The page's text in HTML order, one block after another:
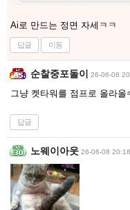
Ai로 만드는 정면 자세ㅋㅋ
답글 이동
순찰중포돌이 26-06-08
그냥 켓타워를 점프로 올라
답글
노웨이아웃 26-06-08 20:18